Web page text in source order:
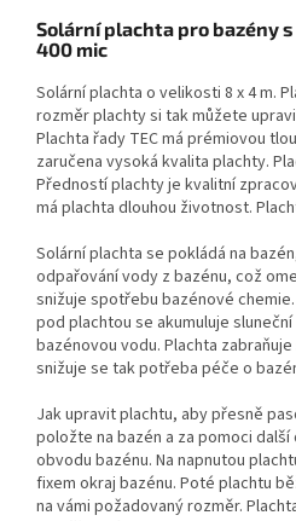
Solární plachta pro bazény s
400 mic
Solární plachta o velikosti 8 x 4 m.
rozměr plachty si tak můžete
Plachta řady TEC má prémiovou
zaručena vysoká kvalita plachty.
Předností plachty je kvalitní
má plachta dlouhou životnost.
Solární plachta se pokládá na
odpařování vody z bazénu, což
snižuje spotřebu bazénové
pod plachtou se akumuluje
bazénovou vodu. Plachta
snižuje se tak potřeba péče o
Jak upravit plachtu, aby přesně
položte na bazén a za pomoci
obvodu bazénu. Na napnutou
fixem okraj bazénu. Poté plachtu
na vámi požadovaný rozměr.